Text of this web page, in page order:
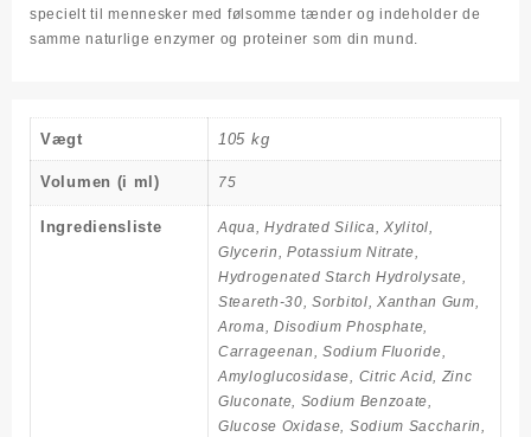
specielt til mennesker med følsomme tænder og indeholder de
samme naturlige enzymer og proteiner som din mund.
Vægt 105 kg
Volumen (i ml) 75
Ingrediensliste
Aqua, Hydrated Silica, Xylitol,
Glycerin, Potassium Nitrate,
Hydrogenated Starch Hydrolysate,
Steareth-30, Sorbitol, Xanthan Gum,
Aroma, Disodium Phosphate,
Carrageenan, Sodium Fluoride,
Amyloglucosidase, Citric Acid, Zinc
Gluconate, Sodium Benzoate,
Glucose Oxidase, Sodium Saccharin,